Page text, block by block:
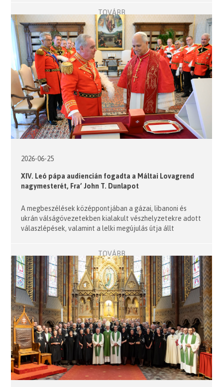
TOVÁBB
2026-06-25
XIV. Leó pápa audiencián fogadta a Máltai Lovagrend
nagymesterét, Fra’ John T. Dunlapot
A megbeszélések középpontjában a gázai, libanoni és
ukrán válságövezetekben kialakult vészhelyzetekre adott
válaszlépések, valamint a lelki megújulás útja állt
TOVÁBB